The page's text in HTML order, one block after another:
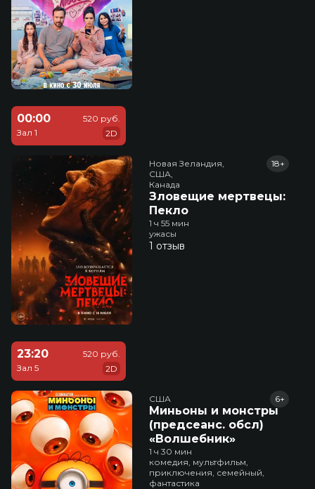
00:00
Зал 1
520 руб.
2D
Новая Зеландия,
США,
Канада
Зловещие мертвецы:
Пекло
18+
1 ч 55 мин
ужасы
1 отзыв
23:20
Зал 5
520 руб.
2D
США
Миньоны и монстры
(предсеанс. обсл)
«Волшебник»
6+
1 ч 30 мин
комедия, мультфильм,
приключения, семейный,
фантастика